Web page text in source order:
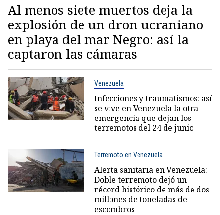
Al menos siete muertos deja la
explosión de un dron ucraniano
en playa del mar Negro: así la
captaron las cámaras
Venezuela
Infecciones y traumatismos: así
se vive en Venezuela la otra
emergencia que dejan los
terremotos del 24 de junio
Terremoto en Venezuela
Alerta sanitaria en Venezuela:
Doble terremoto dejó un
récord histórico de más de dos
millones de toneladas de
escombros